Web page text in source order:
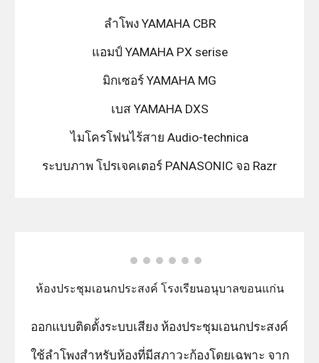
ลำโพง YAMAHA CBR
แอมป์ YAMAHA PX serise
มิกเซอร์ YAMAHA MG
เบส YAMAHA DXS
ไมโครโฟนไร้สาย Audio-technica
ระบบภาพ โปรเจคเตอร์ PANASONIC จอ Razr
ห้องประชุมเอนกประสงค์ โรงเรียนอนุบาลขอนแก่น
ออกแบบติดตั้งระบบเสียง ห้องประชุมเอนกประสงค์
ใช้ลำโพงสำหรับห้องที่มีสภาวะก้องโดยเฉพาะ จาก